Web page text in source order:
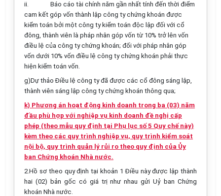
ii.
Báo cáo tài chính năm gần nhất tính đến thời điểm
cam kết góp vốn thành lập công ty chứng khoán được
kiểm toán bởi một công ty kiểm toán độc lập đối với cổ
đông, thành viên là pháp nhân góp vốn từ 10% trở lên vốn
điều lệ của công ty chứng khoán; đối với pháp nhân góp
vốn dưới 10% vốn điều lệ công ty chứng khoán phải thực
hiện kiểm toán vốn.
g)Dự thảo Điều lệ công ty đã được các cổ đông sáng lập,
thành viên sáng lập công ty chứng khoán thông qua;
k) Phương án hoạt động kinh doanh trong ba (03) năm
đầu phù hợp với nghiệp vụ kinh doanh đề nghị cấp
phép (theo mẫu quy định tại Phụ lục số 5 Quy chế này)
kèm theo các quy trình nghiệp vụ, quy trình kiểm soát
nội bộ, quy trình quản lý rủi ro theo quy định của Ủy
ban Chứng khoán Nhà nước.
2.Hồ sơ theo quy định tại khoản 1 Điều này được lập thành
hai (02) bản gốc có giá trị như nhau gửi Uỷ ban Chứng
khoán Nhà nước.